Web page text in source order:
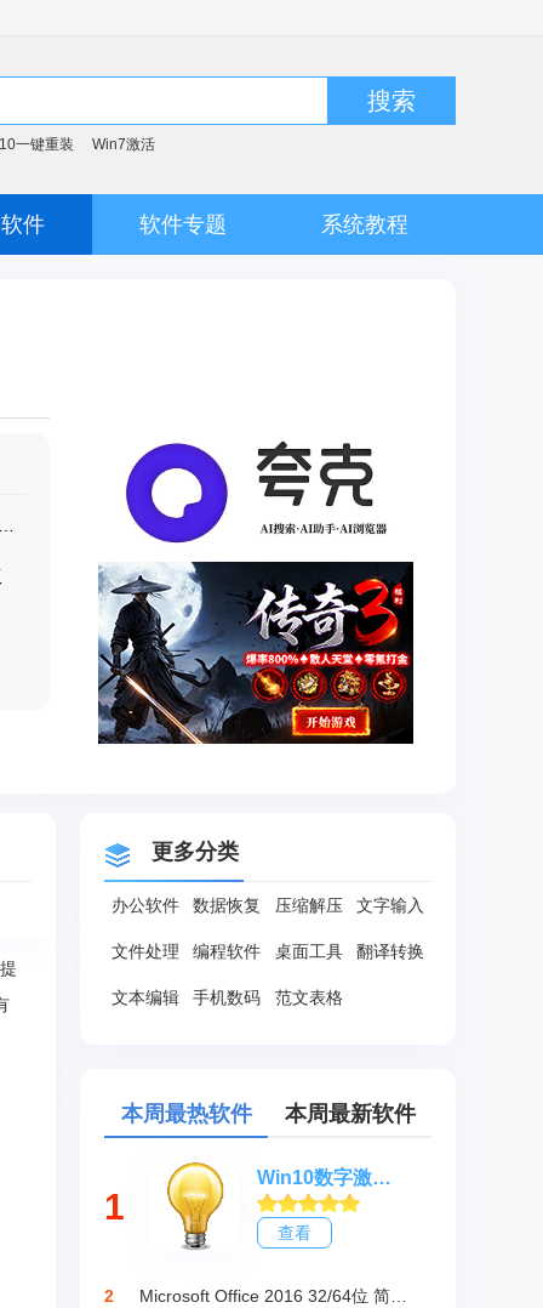
搜索
一键重装 Win7激活
件 软件专题 系统教程
2016 32/64位 简体中文完整版
更多分类
办公软件 数据恢复 压缩解压 文字输入
文件处理 编程软件 桌面工具 翻译转换
文本编辑 手机数码 范文表格
本周最热软件 本周最新软件
1
Win10数字激活HWIDGen_最新win10激活工具
查看
2